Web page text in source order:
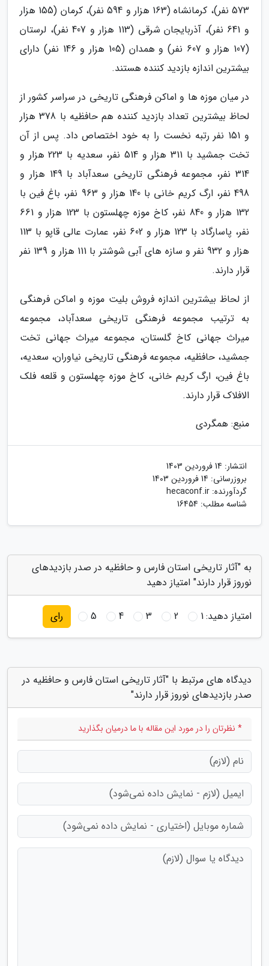
573 نفر)، کرمانشاه (163 هزار و 594 نفر)، کرمان (155 هزار
و 641 نفر)، آذربایجان شرقی (113 هزار و 407 نفر)، لرستان
(107 هزار و 607 نفر) و همدان (105 هزار و 146 نفر) دارای
بیشترین اندازه بازدید کننده هستند.
در میان موزه ها و اماکن فرهنگی تاریخی در سراسر کشور از
لحاظ بیشترین تعداد بازدید کننده هم حافظیه با 378 هزار
و 151 نفر رتبه نخست را به خود اختصاص داد. پس از آن
تخت جمشید با 311 هزار و 514 نفر، سعدیه با 223 هزار و
314 نفر، مجموعه فرهنگی تاریخی سعدآباد با 149 هزار و
498 نفر، ارگ کریم خانی با 140 هزار و 963 نفر، باغ فین با
132 هزار و 840 نفر، کاخ موزه چهلستون با 123 هزار و 661
نفر، پاسارگاد با 123 هزار و 602 نفر، عمارت عالی قاپو با 113
هزار و 932 نفر و سازه های آبی شوشتر با 111 هزار و 139 نفر
قرار دارند.
از لحاظ بیشترین اندازه فروش بلیت موزه و اماکن فرهنگی
به ترتیب مجموعه فرهنگی تاریخی سعدآباد، مجموعه
میراث جهانی کاخ گلستان، مجموعه میراث جهانی تخت
جمشید، حافظیه، مجموعه فرهنگی تاریخی نیاوران، سعدیه،
باغ فین، ارگ کریم خانی، کاخ موزه چهلستون و قلعه فلک
الافلاک قرار دارند.
منبع: همگردی
انتشار: 14 فروردین 1403
بروزرسانی: 14 فروردین 1403
گردآورنده: hecaconf.ir
شناسه مطلب: 16454
به "آثار تاریخی استان فارس و حافظیه در صدر بازدیدهای
نوروز قرار دارند" امتیاز دهید
امتیاز دهید:1
2
3
4
5 رای
دیدگاه های مرتبط با "آثار تاریخی استان فارس و حافظیه در
صدر بازدیدهای نوروز قرار دارند"
* نظرتان را در مورد این مقاله با ما درمیان بگذارید